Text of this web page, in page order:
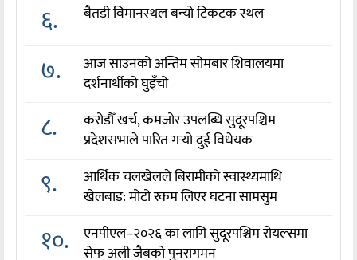
६. बैतडी विमानस्थल बन्यो टिकटक स्थल
७.
आज साउनको अन्तिम सोमबार शिवालयमा
दर्शनार्थीको घुइँचो
८.
करोडौँ खर्च, कमजोर उपलब्धि सुदूरपश्चिम
प्रदेशसभाले पारित गर्‍यो दुई विधेयक
९.
आर्थिक चलखेलले बिरामीको स्वास्थ्यमाथि
खेलबाड: मोटो रकम लिएर घटना सामसुम
१०.
एनपीएल–२०२६ का लागि सुदूरपश्चिम रोयल्समा
सेफ अली जैबको पुनरागमन